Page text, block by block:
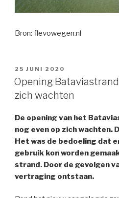
Bron: flevowegen.nl
GEPLAATST
OP
25 JUNI 2020
Opening
zich wachten
De opening van het
nog even op zich wachten.
Het was de bedoeling dat
gebruik kon worden
strand. Door de gevolgen
vertraging ontstaan.